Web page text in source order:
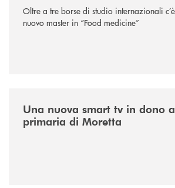
Oltre a tre borse di studio internazionali
nuovo master in “Food medicine”
Una nuova smart tv in dono
primaria di Moretta